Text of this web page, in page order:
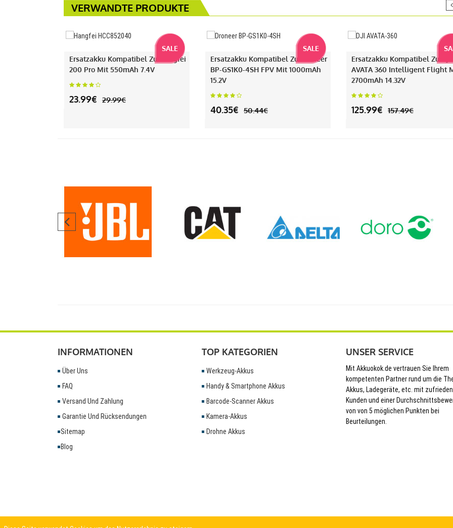
VERWANDTE PRODUKTE
SALE
Ersatzakku Kompatibel Zu Hangfei
200 Pro Mit 550mAh 7.4V
23.99€ 29.99€
SALE
Ersatzakku Kompatibel Zu Droneer
BP-GS1K0-4SH FPV Mit 1000mAh
15.2V
40.35€ 50.44€
Ersatzakku Kompatibel Zu DJI
AVATA 360 Intelligent Flight
2700mAh 14.32V
125.99€ 157.49€
INFORMATIONEN
Über Uns
FAQ
Versand Und Zahlung
Garantie Und Rücksendungen
Sitemap
Blog
TOP KATEGORIEN
Werkzeug-Akkus
Handy & Smartphone Akkus
Barcode-Scanner Akkus
Kamera-Akkus
Drohne Akkus
UNSER SERVICE
Mit Akkuokok.de vertrauen Sie Ihrem
kompetenten Partner rund um die
Akkus, Ladegeräte, etc. mit
Kunden und einer
von von 5 möglichen Punkten bei
Beurteilungen.